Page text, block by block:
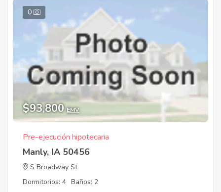
0
$93,800 EMV
Pre-ejecución hipotecaria
Manly, IA 50456
S Broadway St
Dormitorios: 4 Baños: 2